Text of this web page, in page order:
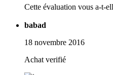
Cette évaluation vous a-t-
babad
18 novembre 2016
Achat verifié